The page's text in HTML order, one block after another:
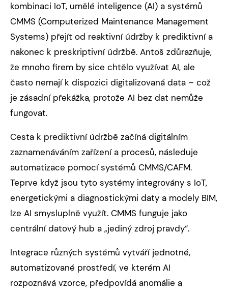
kombinaci IoT, umělé inteligence (AI) a systémů
CMMS (Computerized Maintenance Management
Systems) přejít od reaktivní údržby k prediktivní a
nakonec k preskriptivní údržbě. Antoš zdůrazňuje,
že mnoho firem by sice chtělo využívat AI, ale
často nemají k dispozici digitalizovaná data – což
je zásadní překážka, protože AI bez dat nemůže
fungovat.
Cesta k prediktivní údržbě začíná digitálním
zaznamenáváním zařízení a procesů, následuje
automatizace pomocí systémů CMMS/CAFM.
Teprve když jsou tyto systémy integrovány s IoT,
energetickými a diagnostickými daty a modely BIM,
lze AI smysluplně využít. CMMS funguje jako
centrální datový hub a „jediný zdroj pravdy“.
Integrace různých systémů vytváří jednotné,
automatizované prostředí, ve kterém AI
rozpoznává vzorce, předpovídá anomálie a